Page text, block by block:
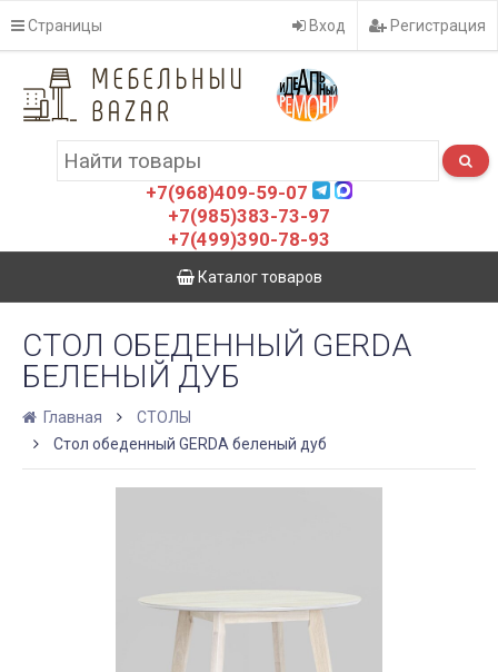
Страницы Вход Регистрация
+7(968)409-59-07
+7(985)383-73-97
+7(499)390-78-93
Каталог товаров
СТОЛ ОБЕДЕННЫЙ GERDA
БЕЛЕНЫЙ ДУБ
Главная
СТОЛЫ
Стол обеденный GERDA беленый дуб